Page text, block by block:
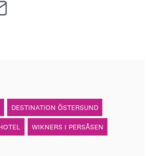
DESTINATION ÖSTERSUND
WIKNERS I PERSÅSEN